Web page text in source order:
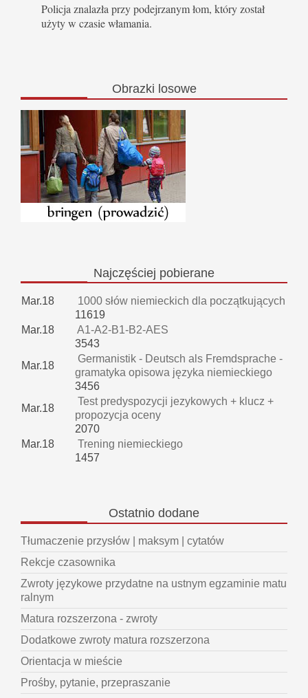
Policja znalazła przy podejrzanym łom, który został
użyty w czasie włamania.
Obrazki losowe
Najczęściej pobierane
Mar.18
1000 słów niemieckich dla początkujących
11619
Mar.18
A1-A2-B1-B2-AES
3543
Mar.18
Germanistik - Deutsch als Fremdsprache -
gramatyka opisowa języka niemieckiego
3456
Mar.18
Test predyspozycji jezykowych + klucz +
propozycja oceny
2070
Mar.18
Trening niemieckiego
1457
Ostatnio dodane
Tłumaczenie przysłów | maksym | cytatów
Rekcje czasownika
Zwroty językowe przydatne na ustnym egzaminie matu
ralnym
Matura rozszerzona - zwroty
Dodatkowe zwroty matura rozszerzona
Orientacja w mieście
Prośby, pytanie, przepraszanie